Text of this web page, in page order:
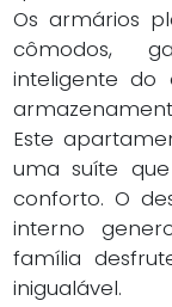
Os armários
cômodos,
inteligente do
Este
uma suíte
conforto. O
interno
família
inigualável.